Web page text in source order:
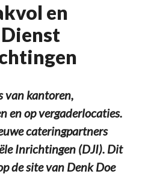
en
van kantoren,
en op vergaderlocaties.
cateringpartners
Inrichtingen (DJI). Dit
de site van Denk Doe